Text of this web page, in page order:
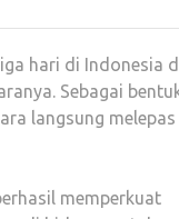
hari di Indonesia
Sebagai
langsung melepas
memperkuat